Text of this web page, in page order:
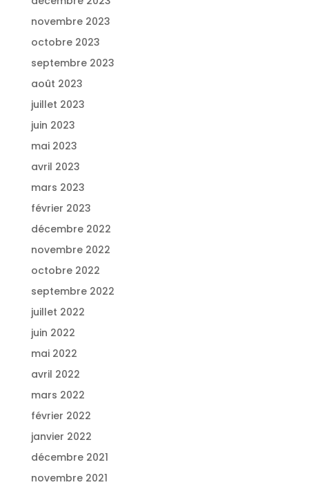
novembre 2023
octobre 2023
septembre 2023
août 2023
juillet 2023
juin 2023
mai 2023
avril 2023
mars 2023
février 2023
décembre 2022
novembre 2022
octobre 2022
septembre 2022
juillet 2022
juin 2022
mai 2022
avril 2022
mars 2022
février 2022
janvier 2022
décembre 2021
novembre 2021